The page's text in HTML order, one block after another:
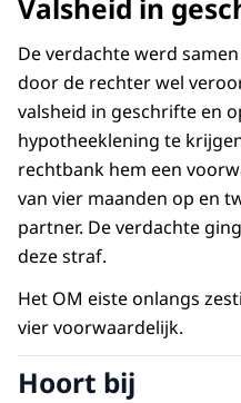
Valsheid in
De verdachte werd
door de rechter wel
valsheid in geschrifte en
hypotheeklening te
rechtbank hem een
van vier maanden op en
partner. De verdachte
deze straf.
Het OM eiste onlangs
vier voorwaardelijk.
Hoort bij